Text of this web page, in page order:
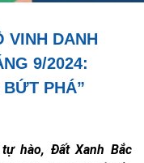
VINH DANH
9/2024:
PHÁ”
hào, Đất Xanh Bắc